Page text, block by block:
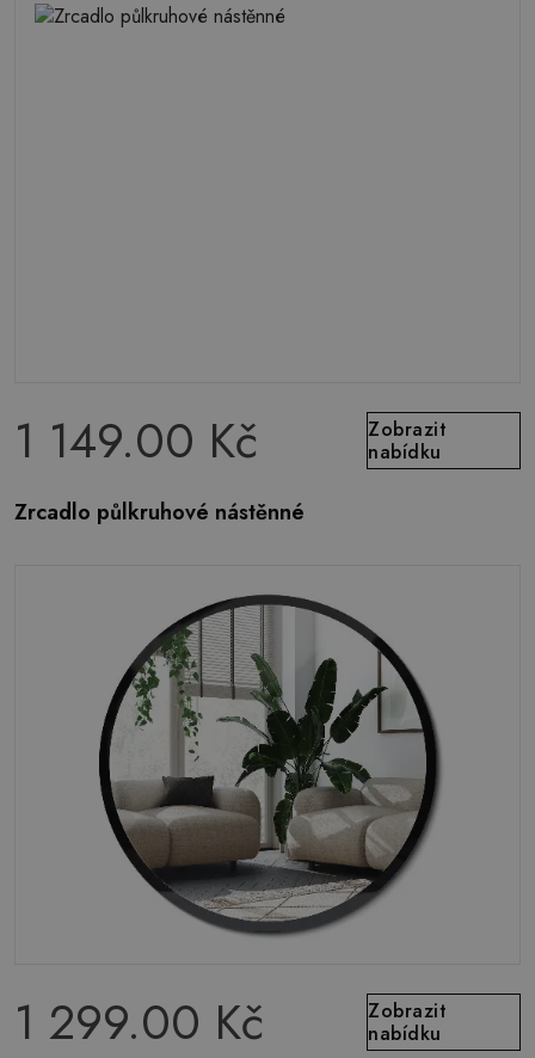
1 149.00 Kč
Zobrazit
nabídku
Zrcadlo půlkruhové nástěnné
1 299.00 Kč
Zobrazit
nabídku